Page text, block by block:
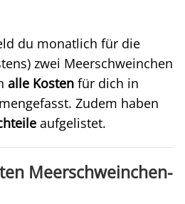
du monatlich für die
zwei Meerschweinchen
alle Kosten für dich in
Zudem haben
aufgelistet.
Meerschweinchen-